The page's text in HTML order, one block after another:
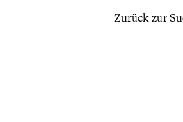
Zurück zur